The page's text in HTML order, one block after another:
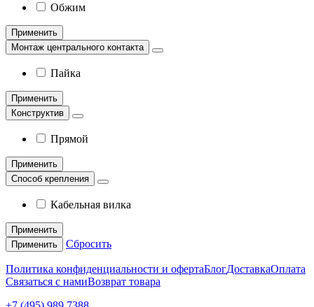
Обжим
Применить
Монтаж центрального контакта
Пайка
Применить
Конструктив
Прямой
Применить
Способ крепления
Кабельная вилка
Применить
Применить
Сбросить
Политика конфиденциальности и офертаБлогДоставкаОплата
Связаться с намиВозврат товара